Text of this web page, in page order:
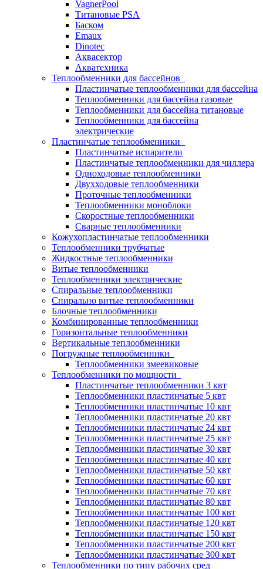
VagnerPool
Титановые PSA
Баском
Emaux
Dinotec
Аквасектор
Акватехника
Теплообменники для бассейнов
Пластинчатые теплообменники для бассейна
Теплообменники для бассейна газовые
Теплообменники для бассейна титановые
Теплообменники для бассейна
электрические
Пластинчатые теплообменники
Пластинчатые испарители
Пластинчатые теплообменники для чиллера
Одноходовые теплообменники
Двухходовые теплообменники
Проточные теплообменники
Теплообменники моноблоки
Скоростные теплообменники
Сварные теплообменники
Кожухопластинчатые теплообменники
Теплообменники трубчатые
Жидкостные теплообменники
Витые теплообменники
Теплообменники электрические
Спиральные теплообменники
Спирально витые теплообменники
Блочные теплообменники
Комбинированные теплообменники
Горизонтальные теплообменники
Вертикальные теплообменники
Погружные теплообменники
Теплообменники змеевиковые
Теплообменники по мощности
Пластинчатые теплообменники 3 квт
Теплообменники пластинчатые 5 квт
Теплообменники пластинчатые 10 квт
Теплообменники пластинчатые 20 квт
Теплообменники пластинчатые 24 квт
Теплообменники пластинчатые 25 квт
Теплообменники пластинчатые 30 квт
Теплообменники пластинчатые 40 квт
Теплообменники пластинчатые 50 квт
Теплообменники пластинчатые 60 квт
Теплообменники пластинчатые 70 квт
Теплообменники пластинчатые 80 квт
Теплообменники пластинчатые 100 квт
Теплообменники пластинчатые 120 квт
Теплообменники пластинчатые 150 квт
Теплообменники пластинчатые 200 квт
Теплообменники пластинчатые 300 квт
Теплообменники по типу рабочих сред